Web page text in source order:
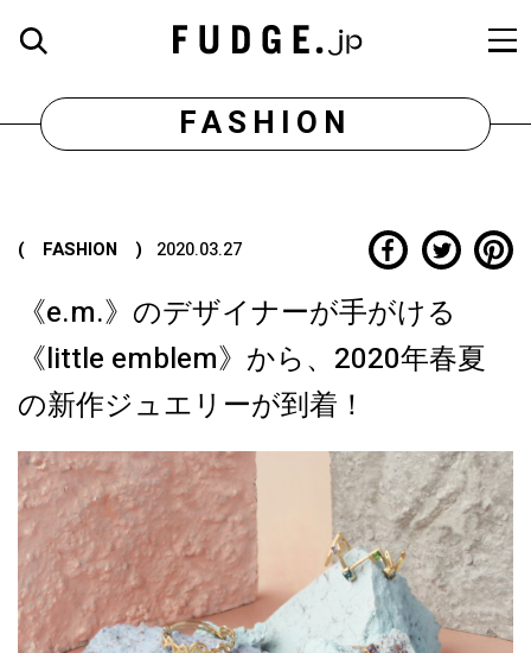
FASHION
( FASHION ) 2020.03.27
《e.m.》のデザイナーが手がける
《little emblem》から、2020年春夏
の新作ジュエリーが到着！